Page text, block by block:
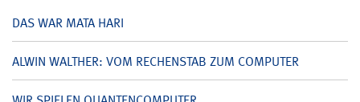
DAS WAR MATA HARI
ALWIN WALTHER: VOM RECHENSTAB ZUM COMPUTER